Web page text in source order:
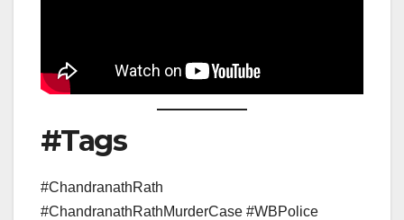
#Tags
#ChandranathRath
#ChandranathRathMurderCase #WBPolice